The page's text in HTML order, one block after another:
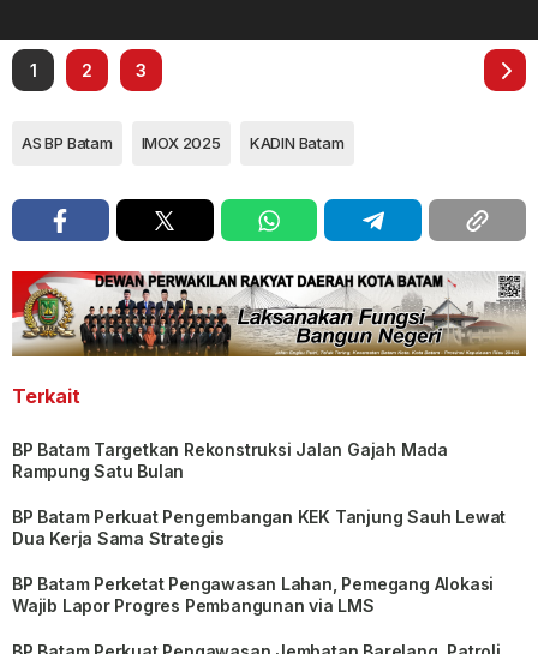
1 2 3
AS BP Batam IMOX 2025 KADIN Batam
Terkait
BP Batam Targetkan Rekonstruksi Jalan Gajah Mada
Rampung Satu Bulan
BP Batam Perkuat Pengembangan KEK Tanjung Sauh Lewat
Dua Kerja Sama Strategis
BP Batam Perketat Pengawasan Lahan, Pemegang Alokasi
Wajib Lapor Progres Pembangunan via LMS